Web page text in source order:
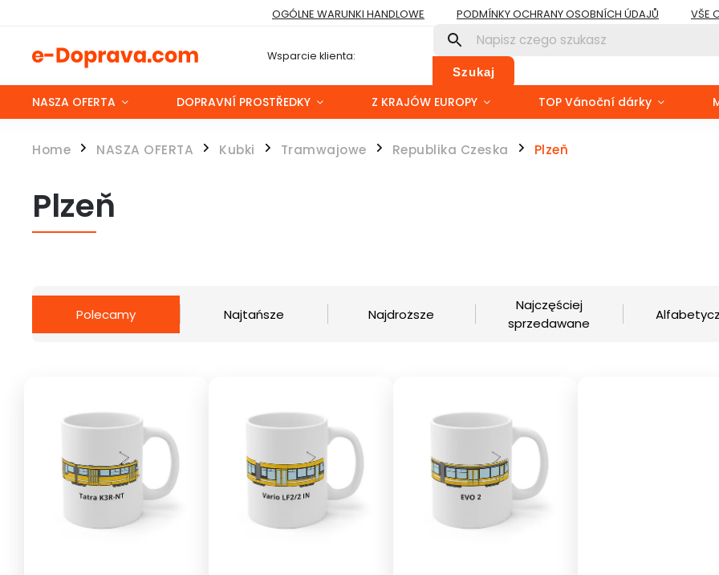
OGÓLNE WARUNKI HANDLOWE PODMÍNKY OCHRANY OSOBNÍCH ÚDAJŮ VŠE
Wsparcie klienta:
Szukaj
NASZA OFERTA DOPRAVNÍ PROSTŘEDKY Z KRAJÓW EUROPY TOP Vánoční dárky
Home / NASZA OFERTA / Kubki / Tramwajowe / Republika Czeska / Plzeň
Plzeň
Polecamy Najtańsze Najdroższe
Najczęściej
sprzedawane